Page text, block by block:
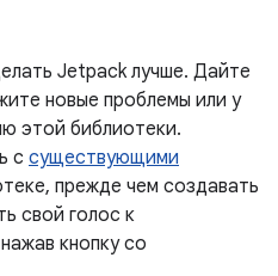
Jetpack лучше. Дайте
новые проблемы или у
этой библиотеки.
с существующими
прежде чем создавать
свой голос к
кнопку со